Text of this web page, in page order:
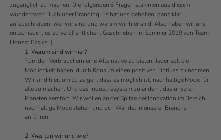
zugänglich zu machen. Die folgenden 6 Fragen stammen aus diesem
wunderbaren Buch über Branding. Es hat uns geholfen, ganz klar
aufzuschreiben, wer wir sind und warum wir hier sind. Also haben wir uns
entschieden, es zu veröffentlichen. Geschrieben im Sommer 2019 von Team
Honest Basics :)...
1. Warum sind wir hier?
?Um den Verbrauchern eine Alternative zu bieten. Jeder soll die
Möglichkeit haben, durch Konsum einen positiven Einfluss zu nehmen.
Wir sind hier, um zu zeigen, dass es möglich ist, nachhaltige Mode für
alle zu machen. Und das Industriesystem zu ändern, das unseren
Planeten zerstört. Wir wollen an der Spitze der Innovation im Bereich
nachhaltige Mode stehen und den Wandel in unserer Branche
anführen.
2. Was tun wir und wie?